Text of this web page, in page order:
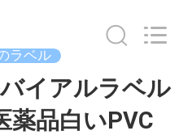
ラベル
イアルラベル
薬品白いPVC